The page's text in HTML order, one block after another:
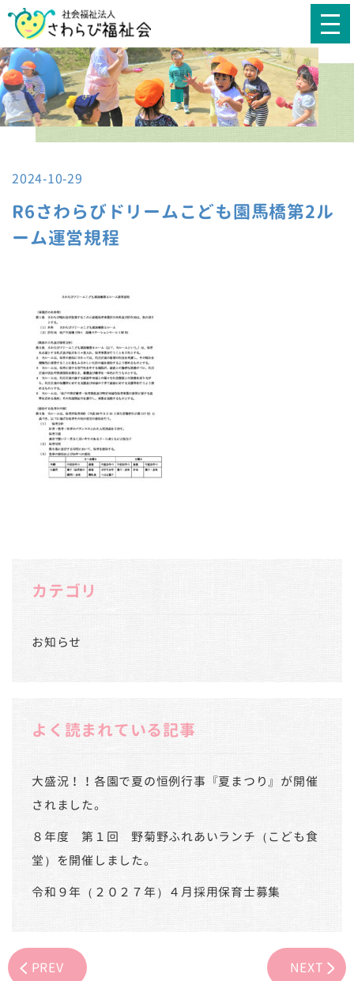
2024-10-29
R6さわらびドリームこども園馬橋第2ル
ーム運営規程
カテゴリ
お知らせ
よく読まれている記事
大盛況！！各園で夏の恒例行事『夏まつり』が開催
されました。
８年度 第１回 野菊野ふれあいランチ（こども食
堂）を開催しました。
令和９年（２０２７年）４月採用保育士募集
PREV NEXT